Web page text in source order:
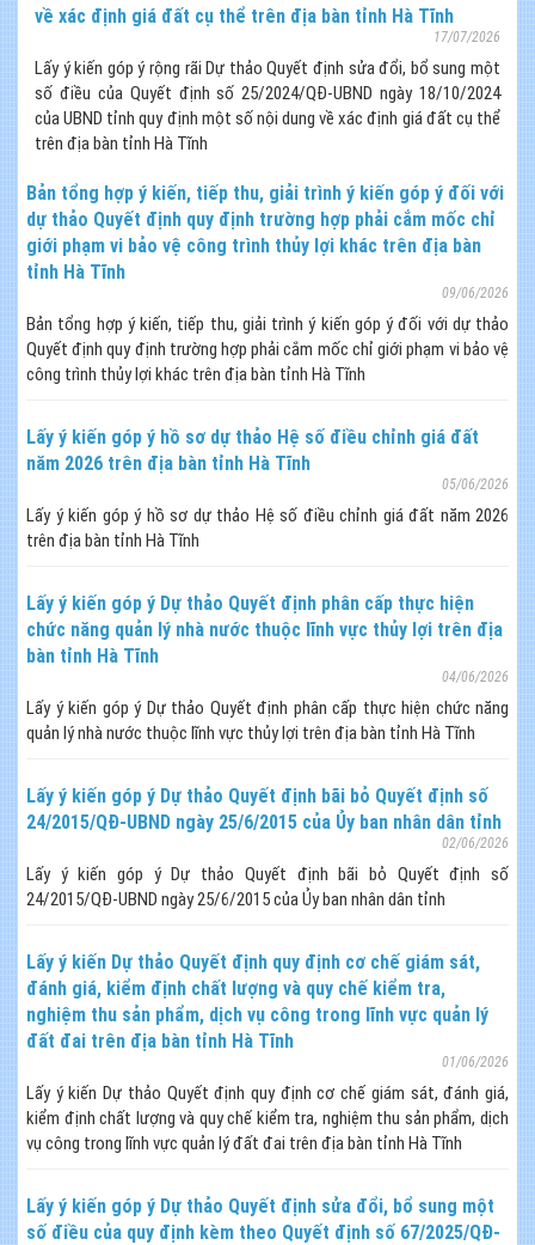
về xác định giá đất cụ thể trên địa bàn tỉnh Hà Tĩnh
17/07/2026
Lấy ý kiến góp ý rộng rãi Dự thảo Quyết định sửa đổi, bổ sung một
số điều của Quyết định số 25/2024/QĐ-UBND ngày 18/10/2024
của UBND tỉnh quy định một số nội dung về xác định giá đất cụ thể
trên địa bàn tỉnh Hà Tĩnh
Bản tổng hợp ý kiến, tiếp thu, giải trình ý kiến góp ý đối với
dự thảo Quyết định quy định trường hợp phải cắm mốc chỉ
giới phạm vi bảo vệ công trình thủy lợi khác trên địa bàn
tỉnh Hà Tĩnh
09/06/2026
Bản tổng hợp ý kiến, tiếp thu, giải trình ý kiến góp ý đối với dự thảo
Quyết định quy định trường hợp phải cắm mốc chỉ giới phạm vi bảo vệ
công trình thủy lợi khác trên địa bàn tỉnh Hà Tĩnh
Lấy ý kiến góp ý hồ sơ dự thảo Hệ số điều chỉnh giá đất
năm 2026 trên địa bàn tỉnh Hà Tĩnh
05/06/2026
Lấy ý kiến góp ý hồ sơ dự thảo Hệ số điều chỉnh giá đất năm 2026
trên địa bàn tỉnh Hà Tĩnh
Lấy ý kiến góp ý Dự thảo Quyết định phân cấp thực hiện
chức năng quản lý nhà nước thuộc lĩnh vực thủy lợi trên địa
bàn tỉnh Hà Tĩnh
04/06/2026
Lấy ý kiến góp ý Dự thảo Quyết định phân cấp thực hiện chức năng
quản lý nhà nước thuộc lĩnh vực thủy lợi trên địa bàn tỉnh Hà Tĩnh
Lấy ý kiến góp ý Dự thảo Quyết định bãi bỏ Quyết định số
24/2015/QĐ-UBND ngày 25/6/2015 của Ủy ban nhân dân tỉnh
02/06/2026
Lấy ý kiến góp ý Dự thảo Quyết định bãi bỏ Quyết định số
24/2015/QĐ-UBND ngày 25/6/2015 của Ủy ban nhân dân tỉnh
Lấy ý kiến Dự thảo Quyết định quy định cơ chế giám sát,
đánh giá, kiểm định chất lượng và quy chế kiểm tra,
nghiệm thu sản phẩm, dịch vụ công trong lĩnh vực quản lý
đất đai trên địa bàn tỉnh Hà Tĩnh
01/06/2026
Lấy ý kiến Dự thảo Quyết định quy định cơ chế giám sát, đánh giá,
kiểm định chất lượng và quy chế kiểm tra, nghiệm thu sản phẩm, dịch
vụ công trong lĩnh vực quản lý đất đai trên địa bàn tỉnh Hà Tĩnh
Lấy ý kiến góp ý Dự thảo Quyết định sửa đổi, bổ sung một
số điều của quy định kèm theo Quyết định số 67/2025/QĐ-